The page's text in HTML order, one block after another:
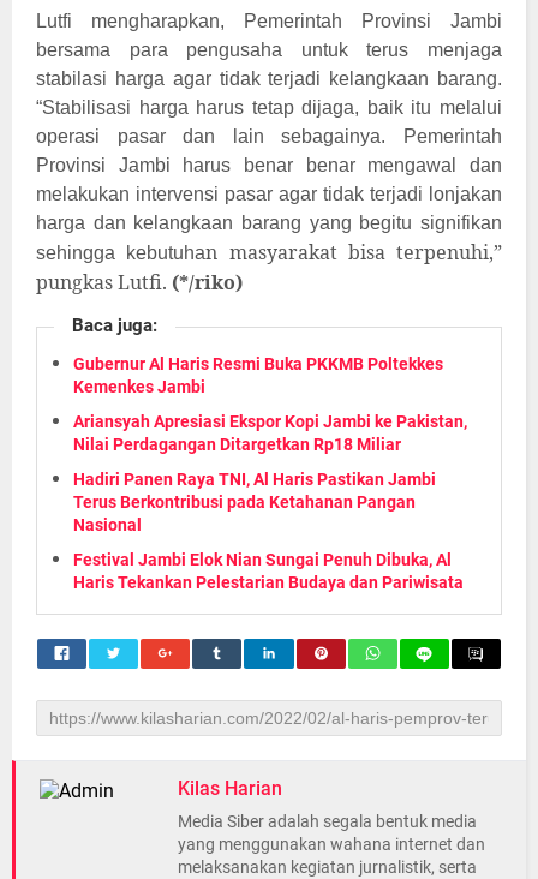
Lutfi mengharapkan, Pemerintah Provinsi Jambi
bersama para pengusaha untuk terus menjaga
stabilasi harga agar tidak terjadi kelangkaan barang.
“Stabilisasi harga harus tetap dijaga, baik itu melalui
operasi pasar dan lain sebagainya. Pemerintah
Provinsi Jambi harus benar benar mengawal dan
melakukan intervensi pasar agar tidak terjadi lonjakan
harga dan kelangkaan barang yang begitu signifikan
sehingga kebutuhan masyarakat bisa terpenuhi,”
pungkas Lutfi. (*/riko)
Baca juga:
Gubernur Al Haris Resmi Buka PKKMB Poltekkes
Kemenkes Jambi
Ariansyah Apresiasi Ekspor Kopi Jambi ke Pakistan,
Nilai Perdagangan Ditargetkan Rp18 Miliar
Hadiri Panen Raya TNI, Al Haris Pastikan Jambi
Terus Berkontribusi pada Ketahanan Pangan
Nasional
Festival Jambi Elok Nian Sungai Penuh Dibuka, Al
Haris Tekankan Pelestarian Budaya dan Pariwisata
Kilas Harian
Media Siber adalah segala bentuk media
yang menggunakan wahana internet dan
melaksanakan kegiatan jurnalistik, serta